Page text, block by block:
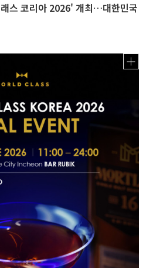
스 코리아 2026' 개최…대한민국